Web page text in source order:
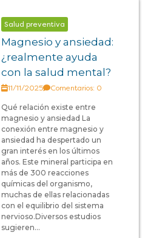
Salud preventiva
Magnesio y ansiedad:
¿realmente ayuda
con la salud mental?
11/11/2025 Comentarios: 0
Qué relación existe entre
magnesio y ansiedad La
conexión entre magnesio y
ansiedad ha despertado un
gran interés en los últimos
años. Este mineral participa en
más de 300 reacciones
químicas del organismo,
muchas de ellas relacionadas
con el equilibrio del sistema
nervioso.Diversos estudios
sugieren...